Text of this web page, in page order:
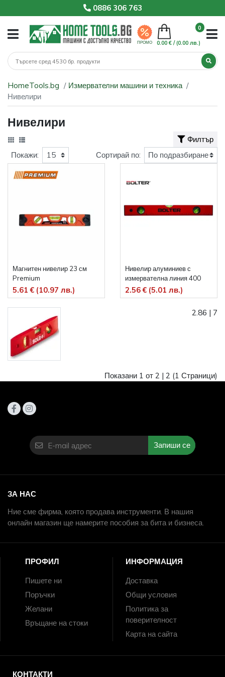
0886 306 763
ПРОМО
0
0.00 € /(0.00 лв.)
HomeTools.bg
Измервателни машини и техника
Нивелири
Нивелири
Филтър
Магнитен нивелир 23 см
Premium
5.61 € (10.97 лв.)
Нивелир алуминиев с
измервателна линия 400
mm
2.56 € (5.01 лв.)
Покажи: Сортирай по:
2.86 | 7
Показани 1 от 2 | 2 (1 Страници)
Запиши се
ЗА НАС
Ние сме фирма, която продава инструменти. В нашия
онлайн магазин ще намерите пособия за бита и бизнеса.
ПРОФИЛ
Пишете ни
Поръчки
Желани
Връщане на стоки
ИНФОРМАЦИЯ
Доставка
Общи условия
Политика за
поверителност
Карта на сайта
КОНТАКТИ